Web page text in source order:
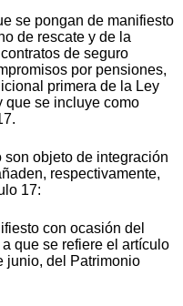
se pongan de manifiesto
de rescate y de la
de seguro
por pensiones,
primera de la Ley
que se incluye como
objeto de integración
respectivamente,
17:
con ocasión del
que se refiere el artículo
junio, del Patrimonio